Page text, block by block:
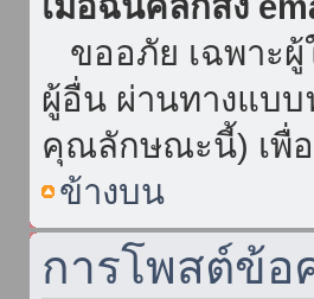
ขออภัย เฉพาะผู้
ผู้อื่น ผ่านทางแบบ
คุณลักษณะนี้) เพื่อ
ข้างบน
การโพสต์ข้อ